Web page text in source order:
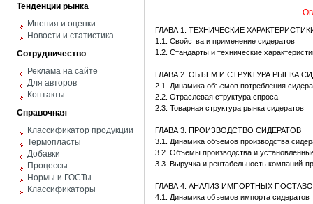
Тенденции рынка
Мнения и оценки
Новости и статистика
Сотрудничество
Реклама на сайте
Для авторов
Контакты
Справочная
Классификатор продукции
Термопласты
Добавки
Процессы
Нормы и ГОСТы
Классификаторы
ГЛАВА 1. ТЕХНИЧЕСКИЕ
1.1. Свойства и применение сидератов
1.2. Стандарты и технические
ГЛАВА 2. ОБЪЕМ И СТРУКТУРА РЫНКА
2.1. Динамика объемов потребления
2.2. Отраслевая структура спроса
2.3. Товарная структура рынка сидератов
ГЛАВА 3. ПРОИЗВОДСТВО СИДЕРАТОВ
3.1. Динамика объемов производства
3.2. Объемы производства и
3.3. Выручка и рентабельность компаний-
ГЛАВА 4. АНАЛИЗ ИМПОРТНЫХ
4.1. Динамика объемов импорта сидератов